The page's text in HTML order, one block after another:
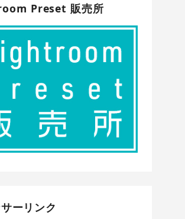
Preset 販売所
ーリンク